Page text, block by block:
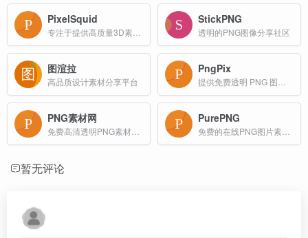
PixelSquid StickPNG
透明的PNG图像分享社区
图渲拉
高品质设计素材分享平台
PngPix
PNG素材网 PurePNG
暂无评论